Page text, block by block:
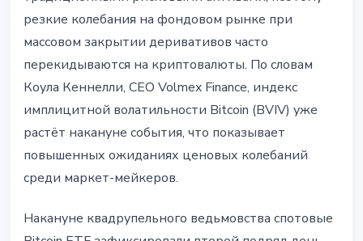
резкие колебания на фондовом рынке при
массовом закрытии деривативов часто
перекидываются на криптовалюты. По словам
Коула Кеннелли, CEO Volmex Finance, индекс
имплицитной волатильности Bitcoin (BVIV) уже
растёт накануне события, что показывает
повышенных ожиданиях ценовых колебаний
среди маркет-мейкеров.
Накануне квадрупельного ведьмовства спотовые